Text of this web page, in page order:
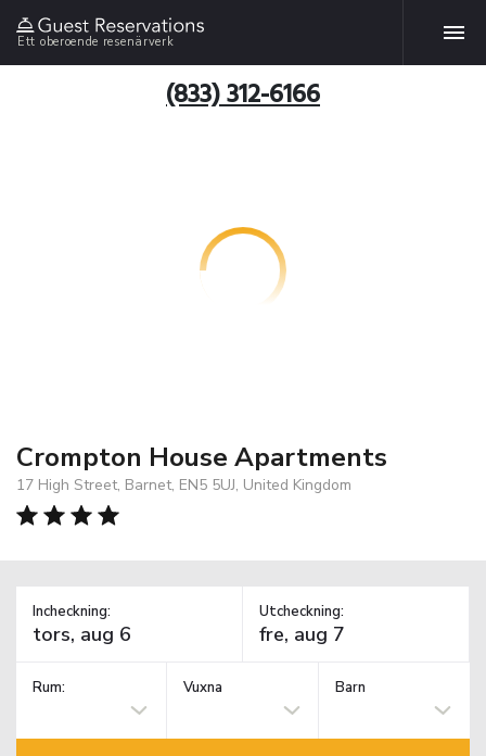
Ett oberoende resenärverk
(833) 312-6166
Crompton House Apartments
17 High Street, Barnet, EN5 5UJ, United Kingdom
Incheckning: Utcheckning:
Rum: Vuxna Barn